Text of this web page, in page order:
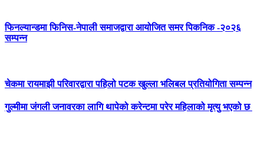
फिनल्यान्डमा फिनिस-नेपाली समाजद्वारा आयोजित समर पिकनिक -२०२६
सम्पन्न
चेकमा रायमाझी परिवारद्वारा पहिलो पटक खुल्ला भलिबल प्रतियोगिता सम्पन्न
गुल्मीमा जंगली जनावरका लागि थापेको करेन्टमा परेर महिलाको मृत्यु भएको छ